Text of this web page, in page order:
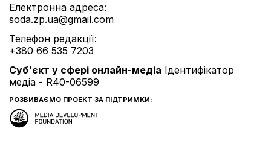
Електронна адреса:
soda.zp.ua@gmail.com
Телефон редакції:
+380 66 535 7203
Cуб'єкт у сфері онлайн-медіа Ідентифікатор
медіа - R40-06599
РОЗВИВАЄМО ПРОЕКТ ЗА ПІДТРИМКИ: